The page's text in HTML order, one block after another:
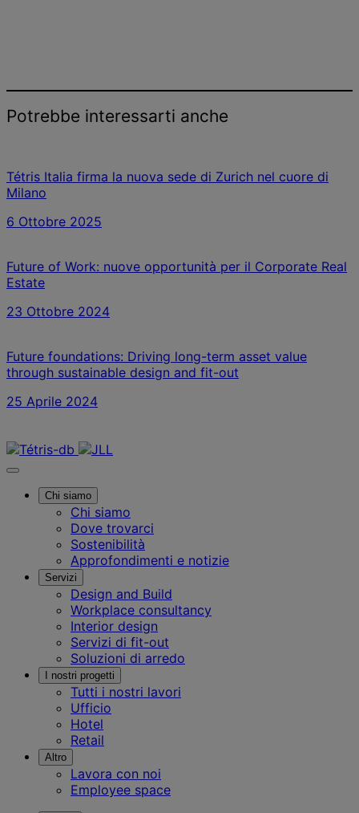
Potrebbe interessarti anche
Tétris Italia firma la nuova sede di Zurich nel cuore di
Milano
6 Ottobre 2025
Future of Work: nuove opportunità per il Corporate Real
Estate
23 Ottobre 2024
Future foundations: Driving long-term asset value
through sustainable design and fit-out
25 Aprile 2024
Chi siamo
Chi siamo
Dove trovarci
Sostenibilità
Approfondimenti e notizie
Servizi
Design and Build
Workplace consultancy
Interior design
Servizi di fit-out
Soluzioni di arredo
I nostri progetti
Tutti i nostri lavori
Ufficio
Hotel
Retail
Altro
Lavora con noi
Employee space